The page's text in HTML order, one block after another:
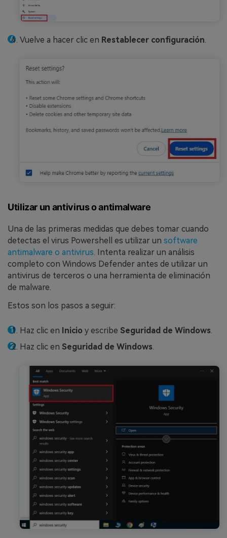
Vuelve a hacer clic en Restablecer configuración.
Utilizar un antivirus o antimalware
Una de las primeras medidas que debes tomar cuando
detectas el virus Powershell es utilizar un software
antimalware o antivirus. Intenta realizar un análisis
completo con Windows Defender antes de utilizar un
antivirus de terceros o una herramienta de eliminación
de malware.
Estos son los pasos a seguir:
Haz clic en Inicio y escribe Seguridad de Windows
Haz clic en Seguridad de Windows.